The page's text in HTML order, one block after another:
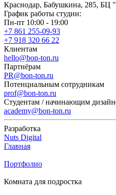
Краснодар, Бабушкина, 285, БЦ
График работы студии:
Пн-пт 10:00 - 19:00
+7 861 255-09-93
+7 918 320 66 22
Клиентам
hello@bon-ton.ru
Партнёрам
PR@bon-ton.ru
Потенциальным сотрудникам
prof@bon-ton.ru
Студентам / начинающим
academy@bon-ton.ru
Разработка
Nuts Digital
Главная
Портфолио
Комната для подростка